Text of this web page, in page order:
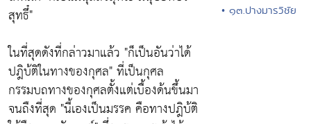
สุทธึ๋"
ในที่สุดดังที่กล่าวมาแล้ว "ก็เป็นอันว่าได้
ปฎิบ้ติในทางของกุศล"ที่เป็นกุศล
กรรมบถทางของกุศลตั้งแต่เบื้องด้นขึ้นมา
จนถืงที่สุด "นี้เองเป็นมรรค คือทางปฎิบ้ติ
• ๑๓.ปางมารวิชัย